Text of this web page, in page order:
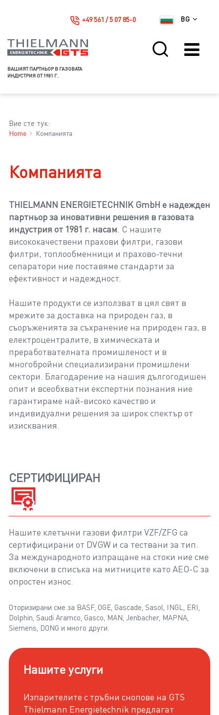
ВАШИЯТ ПАРТНЬОР В ГАЗОВАТА
ИНДУСТРИЯ ОТ 1981 Г.
BG
+49 561 / 5 07 85-0
Вие сте тук:
Home Компанията
Компанията
THIELMANN ENERGIETECHNIK GmbH е надежден
партньор за иновативни решения в газовата
индустрия от 1981 г. насам. С нашите
висококачествени прахови филтри, газови
филтри, топлообменници и прахово-течни
сепаратори ние поставяме стандарти за
ефективност и надеждност.
Нашите продукти се използват в цял свят в
мрежите за доставка на природен газ, в
съоръженията за съхранение на природен газ, в
електроцентралите, в химическата и
преработвателната промишленост и в
многобройни специализирани промишлени
сектори. Благодарение на нашия дългогодишен
опит и всеобхватни експертни познания ние
гарантираме най-високо качество и
индивидуални решения за широк спектър от
изисквания.
СЕРТИФИЦИРАН
Нашите клетъчни газови филтри VZF/ZFG са
сертифицирани от DVGW и са тествани за тип.
За международното изпращане на стоки ние сме
включени в списъка на митниците като AEO-C за
опростен износ.
Оторизирани сме за BASF, OGE, Gascade, Sasol, INGL, ERI,
Dolphin, Saudi Aramco, Gasco, MAN, Jenbacher, MAPNA,
Siemens, DONG и много други.
Нашите услуги
Изпарителите с тръбни снопове на GTS
Thielmann Energietechnik предлагат